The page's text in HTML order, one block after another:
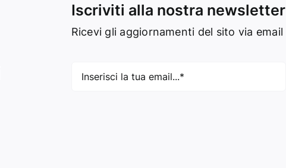
Iscriviti alla nostra newsletter
Ricevi gli aggiornamenti del sito via email